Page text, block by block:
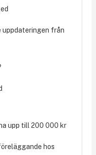
uppdateringen från
upp till 200 000 kr
hos